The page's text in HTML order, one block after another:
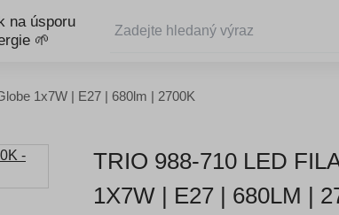
na úsporu
🌱
1x7W | E27 | 680lm | 2700K
TRIO 988-710 LED
1X7W | E27 | 680LM |